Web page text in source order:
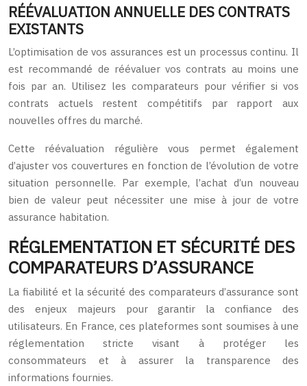
RÉÉVALUATION ANNUELLE DES CONTRATS
EXISTANTS
L’optimisation de vos assurances est un processus continu. Il
est recommandé de réévaluer vos contrats au moins une
fois par an. Utilisez les comparateurs pour vérifier si vos
contrats actuels restent compétitifs par rapport aux
nouvelles offres du marché.
Cette réévaluation régulière vous permet également
d’ajuster vos couvertures en fonction de l’évolution de votre
situation personnelle. Par exemple, l’achat d’un nouveau
bien de valeur peut nécessiter une mise à jour de votre
assurance habitation.
RÉGLEMENTATION ET SÉCURITÉ DES
COMPARATEURS D’ASSURANCE
La fiabilité et la sécurité des comparateurs d’assurance sont
des enjeux majeurs pour garantir la confiance des
utilisateurs. En France, ces plateformes sont soumises à une
réglementation stricte visant à protéger les
consommateurs et à assurer la transparence des
informations fournies.